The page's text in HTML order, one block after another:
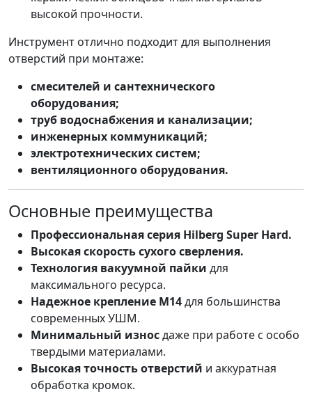
высокой прочности.
Инструмент отлично подходит для выполнения
отверстий при монтаже:
смесителей и сантехнического
оборудования;
труб водоснабжения и канализации;
инженерных коммуникаций;
электротехнических систем;
вентиляционного оборудования.
Основные преимущества
Профессиональная серия Hilberg Super Hard.
Высокая скорость сухого сверления.
Технология вакуумной пайки для
максимального ресурса.
Надежное крепление М14для большинства
современных УШМ.
Минимальный износдаже при работе с особо
твердыми материалами.
Высокая точность отверстий и аккуратная
обработка кромок.